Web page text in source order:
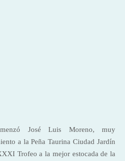
José Luis Moreno, muy
a la Peña Taurina Ciudad Jardín
Trofeo a la mejor estocada de la